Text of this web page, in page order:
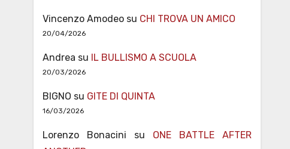
Vincenzo Amodeosu CHI TROVA UN AMICO
20/04/2026
Andrea su IL BULLISMO A SCUOLA
20/03/2026
BIGNO su GITE DI QUINTA
16/03/2026
Lorenzo Bonacini su ONE BATTLE AFTER